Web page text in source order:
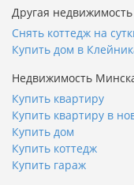
Другая
Снять коттедж на
Купить дом в
Недвижимость
Купить квартиру
Купить квартиру в
Купить дом
Купить коттедж
Купить гараж